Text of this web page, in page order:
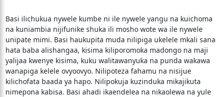
Basi ilichukua nywele kumbe ni ile nywele yangu na kuichoma
na kuniambia nijifunike shuka ili mosho wote wa ile nywele
unipate mimi. Basi haukupita muda nilipiga ukelele mkali sana
hata baba alishangaa, kisima kiliporomoka madongo na maji
yalijaa kwenye kisima, kuku walitawanyuka na punda wakawa
wanapiga kelele ovyoovyo. Nilipoteza fahamu na nisijue
kilichofata baada ya hapo. Nilipokuja kuzinduka mikajikuta
nimepona kabisa. Basi ahadi ikaendelea na nikaolewa na yule